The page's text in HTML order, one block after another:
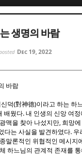
생명의 바람
Dec 19, 2022
바람
신덕(對神德)이라고 하는 하
배웠다.내 인생의 신앙 여
맥을 찾아 나섰지만, 희망
다는 사실을 발견하였다. 우
말론적인 위협적인 메시지
하느님의 관계적 존재를
스케치북5
스케치
스케치북5
스케치